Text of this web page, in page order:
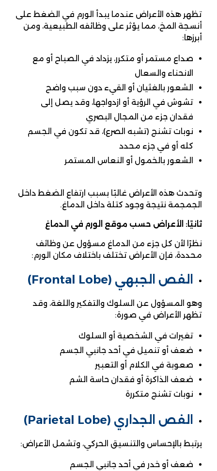
تظهر هذه الأعراض عندما يبدأ الورم في الضغط على
أنسجة المخ، مما يؤثر على وظائفه الطبيعية، ومن
أبرزها:
صداع مستمر أو متكرر، يزداد في الصباح أو مع
الانحناء والسعال
الشعور بالغثيان أو القيء دون سبب واضح
تشوش في الرؤية أو ازدواجها، وقد يصل إلى
فقدان جزء من المجال البصري
نوبات تشنج (تشبه الصرع)، قد تكون في الجسم
كله أو في جزء محدد
الشعور بالخمول أو النعاس المستمر
وتحدث هذه الأعراض غالبًا بسبب ارتفاع الضغط داخل
الجمجمة نتيجة وجود كتلة داخل الدماغ.
ثانيًا: الأعراض حسب موقع الورم في الدماغ
نظرًا لأن كل جزء من الدماغ مسؤول عن وظائف
محددة، فإن الأعراض تختلف باختلاف مكان الورم:
الفص الجبهي (Frontal Lobe)
وهو المسؤول عن السلوك والتفكير واللغة، وقد
تظهر الأعراض في صورة:
تغيرات في الشخصية أو السلوك
ضعف أو تنميل في أحد جانبي الجسم
صعوبة في الكلام أو التعبير
ضعف الذاكرة أو فقدان حاسة الشم
نوبات تشنج متكررة
الفص الجداري (Parietal Lobe)
يرتبط بالإحساس والتنسيق الحركي، وتشمل الأعراض:
ضعف أو خدر في أحد جانبي الجسم